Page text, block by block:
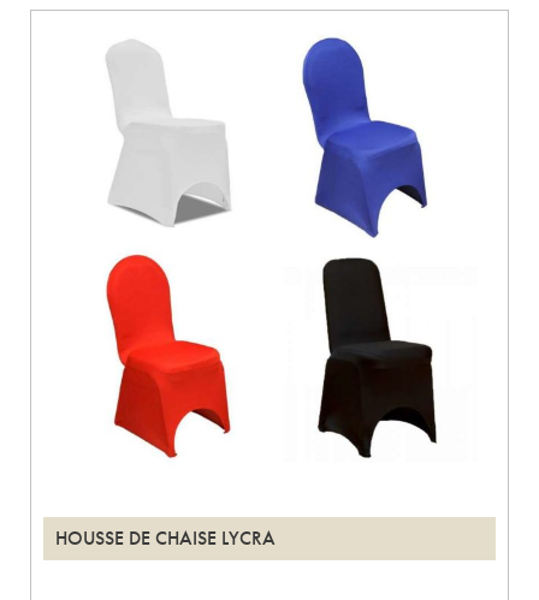
HOUSSE DE CHAISE LYCRA